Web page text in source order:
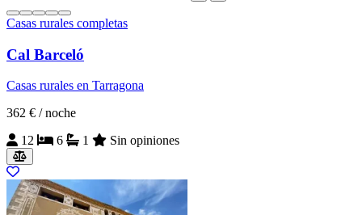
Casas rurales completas
Cal Barceló
Casas rurales en Tarragona
362 € / noche
12
6 1 Sin opiniones